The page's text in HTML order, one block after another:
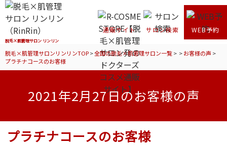
脱毛×肌管理サロン リンリン
通販サイト サロン検索 WEB予約
脱毛×肌管理サロンリンリンTOP>全国の脱毛×肌管理サロン一覧> >お客様の声 >
プラチナコースのお客様
2021年2月27日のお客様の声
プラチナコースのお客様